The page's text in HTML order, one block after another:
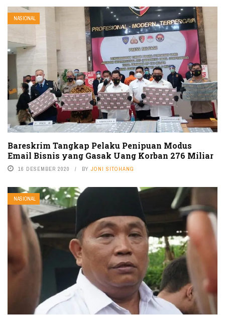
NASIONAL
Bareskrim Tangkap Pelaku Penipuan Modus
Email Bisnis yang Gasak Uang Korban 276 Miliar
16 DESEMBER 2020 BY JONI SITOHANG
NASIONAL